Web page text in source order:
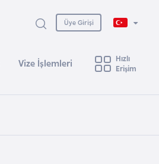
Üye Girişi
Vize İşlemleri
Hızlı
Erişim